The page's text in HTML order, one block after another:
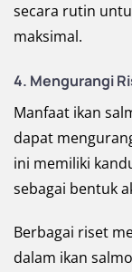
secara rutin
maksimal.
4. Mengurangi
Manfaat ikan
dapat
ini memiliki
sebagai bentuk
Berbagai riset
dalam ikan